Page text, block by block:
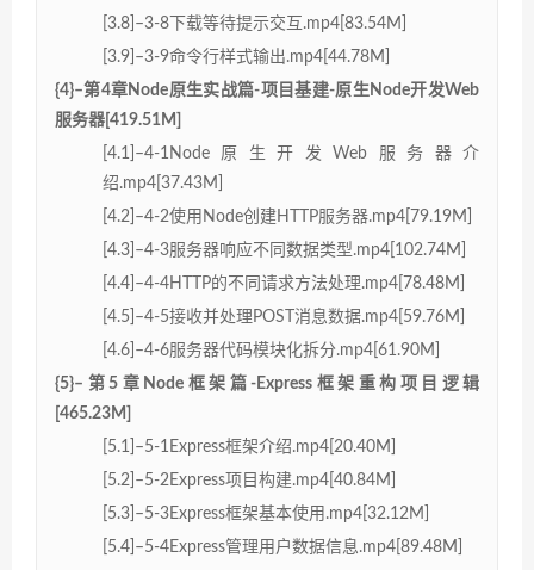
[3.8]–3-8下载等待提示交互.mp4[83.54M]
[3.9]–3-9命令行样式输出.mp4[44.78M]
{4}–第4章Node原生实战篇-项目基建-原生Node开发Web
服务器[419.51M]
[4.1]–4-1Node原生开发Web服务器介
绍.mp4[37.43M]
[4.2]–4-2使用Node创建HTTP服务器.mp4[79.19M]
[4.3]–4-3服务器响应不同数据类型.mp4[102.74M]
[4.4]–4-4HTTP的不同请求方法处理.mp4[78.48M]
[4.5]–4-5接收并处理POST消息数据.mp4[59.76M]
[4.6]–4-6服务器代码模块化拆分.mp4[61.90M]
{5}–第5章Node框架篇-Express框架重构项目逻辑
[465.23M]
[5.1]–5-1Express框架介绍.mp4[20.40M]
[5.2]–5-2Express项目构建.mp4[40.84M]
[5.3]–5-3Express框架基本使用.mp4[32.12M]
[5.4]–5-4Express管理用户数据信息.mp4[89.48M]